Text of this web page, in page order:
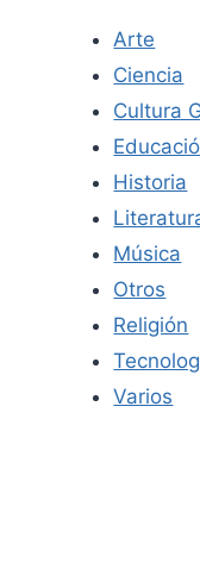
Arte
Ciencia
Cultura
Historia
Música
Otros
Religión
Varios